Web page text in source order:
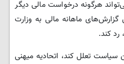
هرگونه درخواست مالی دیگر
گزارش‌های ماهانه مالی به وزارت
رد کند.
سیاست تعلل کند، اتحادیه میهنی